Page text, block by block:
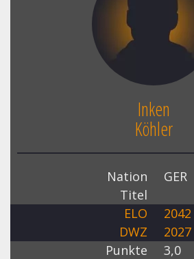
Inken
Köhler
Nation
GER
Titel
ELO
2042
DWZ
2027
Punkte
3,0